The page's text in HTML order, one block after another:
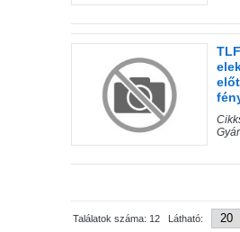
Találatok száma: 12 Látható: